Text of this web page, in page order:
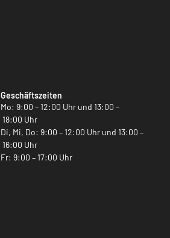
Geschäftszeiten
Mo: 9:00 – 12:00 Uhr und 13:00 –
18:00 Uhr
Di, Mi, Do: 9:00 – 12:00 Uhr und 13:00 –
16:00 Uhr
Fr: 9:00 – 17:00 Uhr